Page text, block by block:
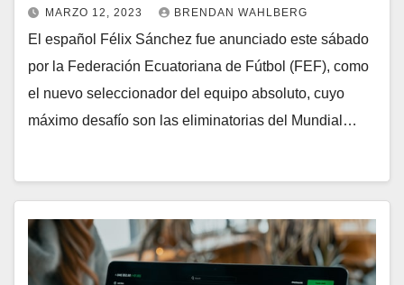
MARZO 12, 2023 BRENDAN WAHLBERG
El español Félix Sánchez fue anunciado este sábado
por la Federación Ecuatoriana de Fútbol (FEF), como
el nuevo seleccionador del equipo absoluto, cuyo
máximo desafío son las eliminatorias del Mundial…